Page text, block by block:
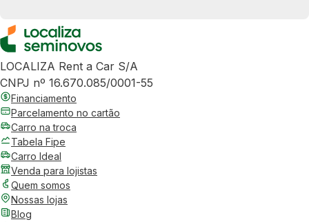
LOCALIZA Rent a Car S/A
CNPJ nº 16.670.085/0001-55
Financiamento
Parcelamento no cartão
Carro na troca
Tabela Fipe
Carro Ideal
Venda para lojistas
Quem somos
Nossas lojas
Blog